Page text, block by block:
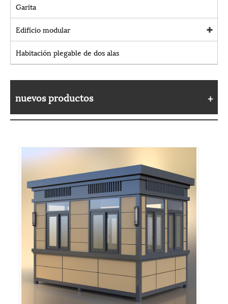
Garita
Edificio modular
Habitación plegable de dos alas
nuevos productos